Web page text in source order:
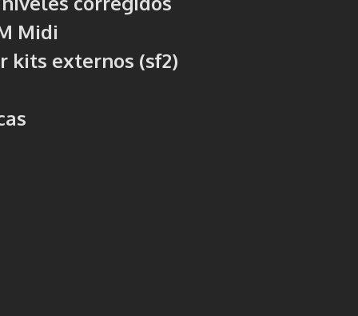
Midi
kits externos (sf2)